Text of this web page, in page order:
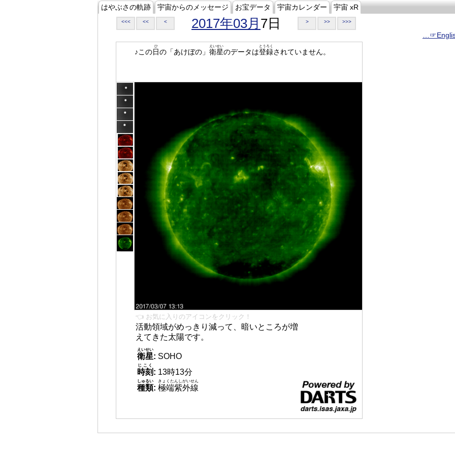
はやぶさの軌跡 宇宙からのメッセージ お宝データ 宇宙カレンダー 宇宙 xR
<<< << < 2017年03月 7日 > >> >>>
♪この日
ひ
の「あけぼの」 衛星
えいせい
のデータは登録
とうろく
されていません。
👈 お気に入りのアイコンをクリック！
活動領域がめっきり減って、暗いところが増
えてきた太陽です。
衛星
えいせい
: SOHO
時刻
じこく
: 13時13分
種類
しゅるい
: 極端紫外線
きょくたんしがいせん